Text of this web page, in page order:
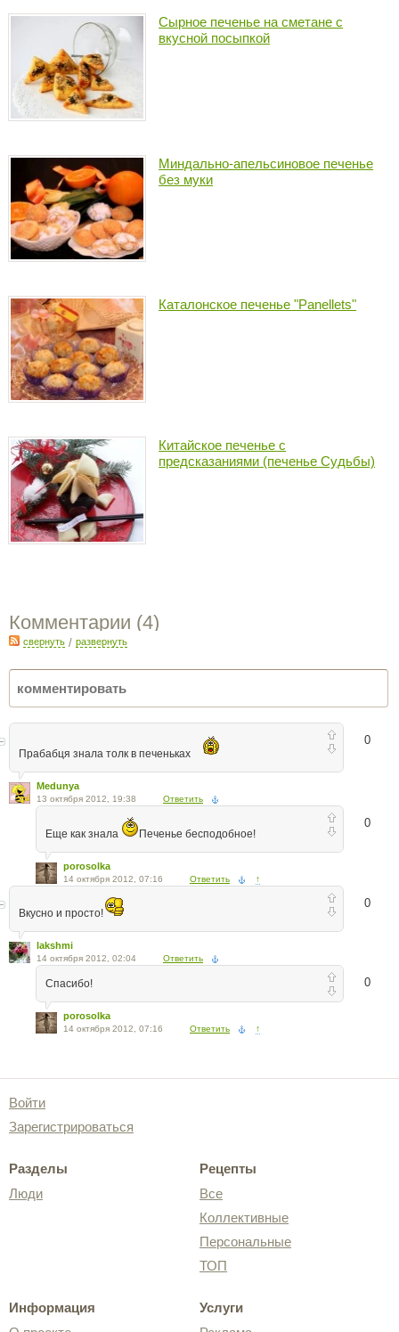
Сырное печенье на сметане с
вкусной посыпкой
Миндально-апельсиновое печенье
без муки
Каталонское печенье "Panellets"
Китайское печенье с
предсказаниями (печенье Судьбы)
Комментарии (4)
свернуть / развернуть
0
Прабабця знала толк в печеньках
Medunya
13 октября 2012, 19:38 Ответить
0
Еще как знала Печенье бесподобное!
porosolka
14 октября 2012, 07:16 Ответить ↑
0
Вкусно и просто!
lakshmi
14 октября 2012, 02:04 Ответить
0
Спасибо!
porosolka
14 октября 2012, 07:16 Ответить ↑
Войти
Зарегистрироваться
Разделы
Люди
Рецепты
Все
Коллективные
Персональные
ТОП
Информация
Услуги